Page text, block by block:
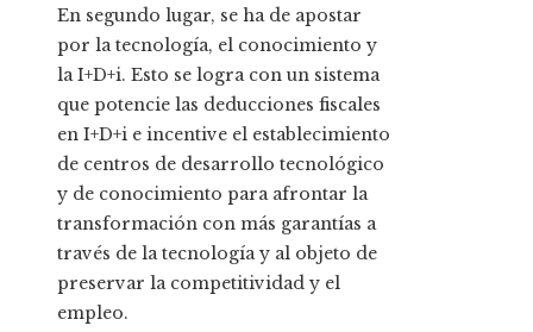
En segundo lugar, se ha de apostar
por la tecnología, el conocimiento y
la I+D+i. Esto se logra con un sistema
que potencie las deducciones fiscales
en I+D+i e incentive el establecimiento
de centros de desarrollo tecnológico
y de conocimiento para afrontar la
transformación con más garantías a
través de la tecnología y al objeto de
preservar la competitividad y el
empleo.